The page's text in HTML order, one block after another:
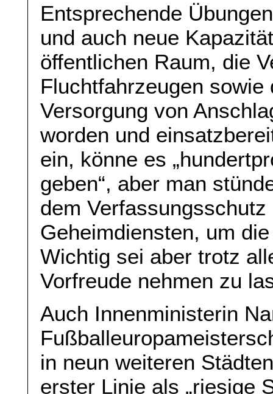
Entsprechende
und auch neue
öffentlichen Raum, die
Fluchtfahrzeugen
Versorgung von
worden und
ein, könne es
geben“, aber man
dem
Geheimdiensten, um
Wichtig sei aber trotz
Vorfreude nehmen zu
Auch Innenministerin
in neun weiteren
erster Linie als „riesige